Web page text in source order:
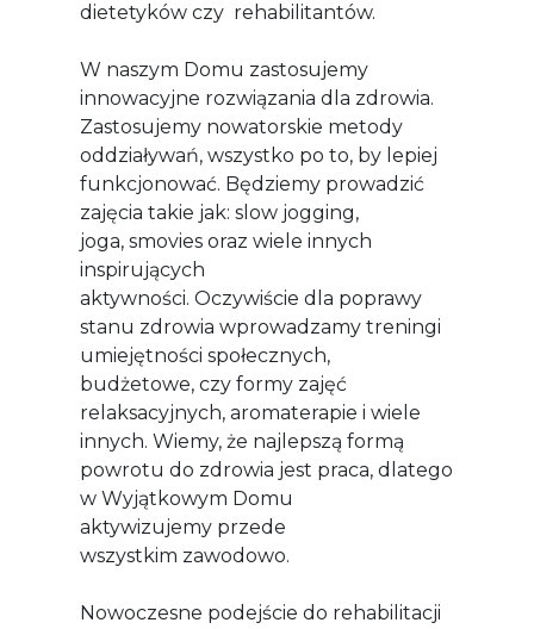
dietetyków czy rehabilitantów.
W naszym Domu zastosujemy
innowacyjne rozwiązania dla zdrowia.
Zastosujemy nowatorskie metody
oddziaływań, wszystko po to, by lepiej
funkcjonować. Będziemy prowadzić
zajęcia takie jak: slow jogging,
joga, smovies oraz wiele innych
inspirujących
aktywności. Oczywiście dla poprawy
stanu zdrowia wprowadzamy treningi
umiejętności społecznych,
budżetowe, czy formy zajęć
relaksacyjnych, aromaterapie i wiele
innych. Wiemy, że najlepszą formą
powrotu do zdrowia jest praca, dlatego
w Wyjątkowym Domu
aktywizujemy przede
wszystkim zawodowo.
Nowoczesne podejście do rehabilitacji